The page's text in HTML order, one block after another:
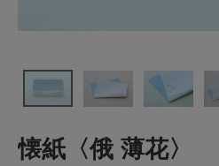
懐紙〈俄 薄花〉